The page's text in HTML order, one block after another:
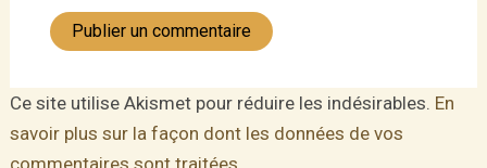
Ce site utilise Akismet pour réduire les indésirables. En
savoir plus sur la façon dont les données de vos
commentaires sont traitées